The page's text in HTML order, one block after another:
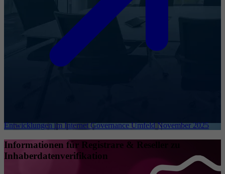
Entwicklungen im Internet Governance Umfeld November 2025
Informationen für Registrare & Reseller zu
Inhaberdatenverifikation